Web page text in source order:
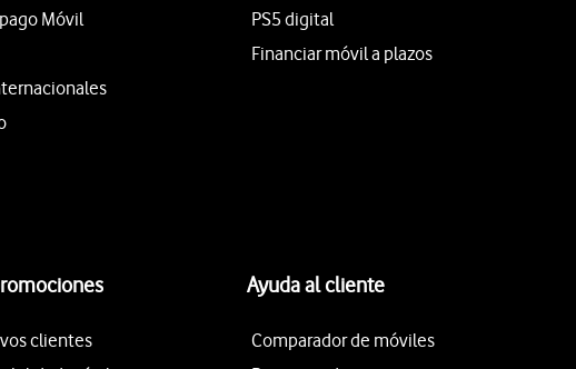
Móvil
PS5 digital
Financiar móvil a plazos
clientes
Ayuda al cliente
Comparador de móviles